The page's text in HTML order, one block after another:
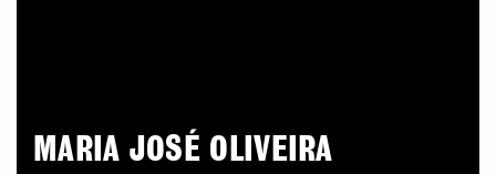
MARIA JOSÉ OLIVEIRA